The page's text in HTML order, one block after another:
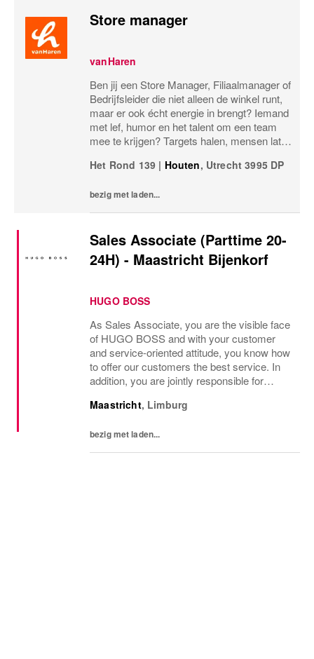
Store manager
vanHaren
Ben jij een Store Manager, Filiaalmanager of
Bedrijfsleider die niet alleen de winkel runt,
maar er ook écht energie in brengt? Iemand
met lef, humor en het talent om een team
mee te krijgen? Targets halen, mensen laten
please! Dan zoeken wij jou.Bij...
Het Rond 139 | Houten, Utrecht 3995 DP
bezig met laden...
Sales Associate (Parttime 20-
24H) - Maastricht Bijenkorf
HUGO BOSS
As Sales Associate, you are the visible face
of HUGO BOSS and with your customer
and service-oriented attitude, you know how
to offer our customers the best service. In
addition, you are jointly responsible for
our assortment in stock. What you can...
Maastricht, Limburg
bezig met laden...